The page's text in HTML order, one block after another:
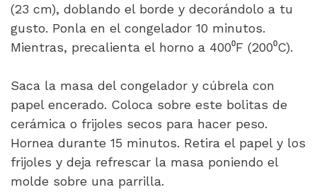
(23 cm), doblando el borde y decorándolo a tu
gusto. Ponla en el congelador 10 minutos.
Mientras, precalienta el horno a 400⁰F (200⁰C).
Saca la masa del congelador y cúbrela con
papel encerado. Coloca sobre este bolitas de
cerámica o frijoles secos para hacer peso.
Hornea durante 15 minutos. Retira el papel y los
frijoles y deja refrescar la masa poniendo el
molde sobre una parrilla.